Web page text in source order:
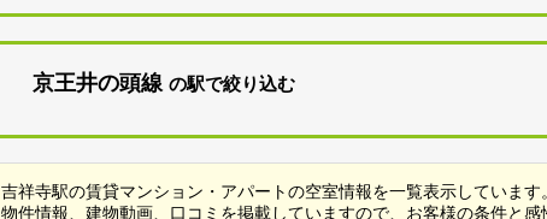
京王井の頭線 の駅で絞り込む
吉祥寺駅の賃貸マンション・アパートの空室情報を一覧表示していま
物件情報、建物動画、口コミを掲載していますので、お客様の条件と